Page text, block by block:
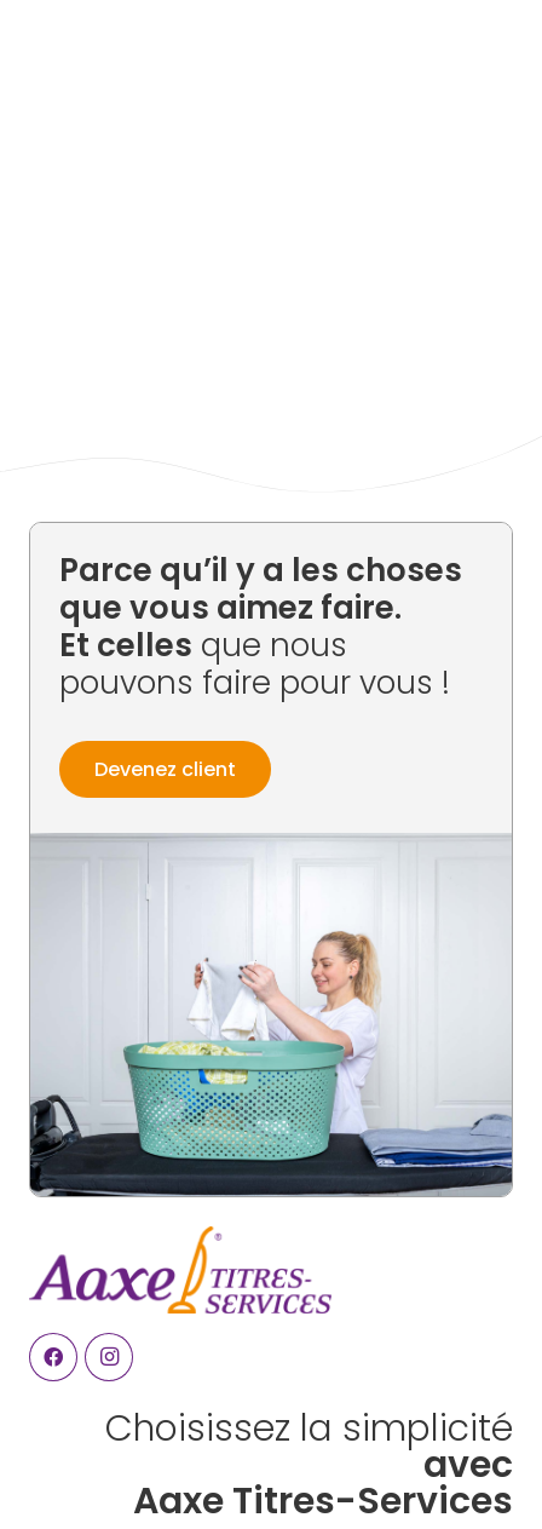
Parce qu’il y a les choses
que vous aimez faire.
Et celles que nous
pouvons faire pour vous !
Devenez client
Choisissez la simplicité
avec
Aaxe Titres-Services